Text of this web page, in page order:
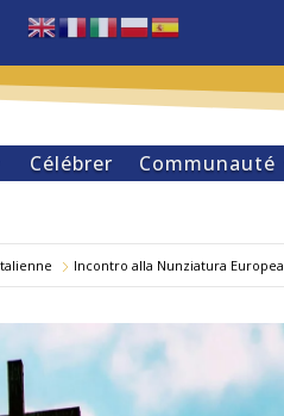
Célébrer Communauté
Incontro alla Nunziatura Europea